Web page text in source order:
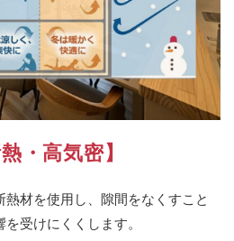
熱・高気密】
材を使用し、隙間をなくすこと
受けにくくします。